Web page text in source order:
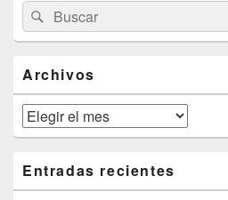
área
de
widget
lateral
primaria
Buscar
por:
Buscar
Archivos
Archivos
Entradas recientes